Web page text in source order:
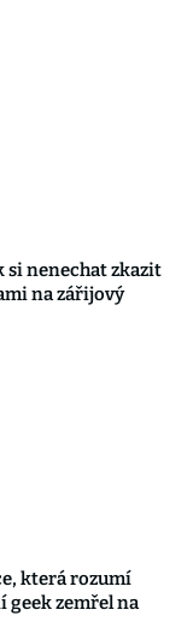
si nenechat zkazit
na zářijový
která rozumí
zemřel na